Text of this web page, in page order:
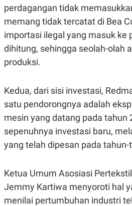
perdagangan tidak
memang tidak tercatat di Bea
importasi ilegal yang masuk ke
dihitung, sehingga seolah-olah
produksi.
Kedua, dari sisi investasi,
satu pendorongnya adalah
mesin yang datang pada tahun
sepenuhnya investasi baru,
yang telah dipesan pada
Ketua Umum Asosiasi
Jemmy Kartiwa menyoroti hal
menilai pertumbuhan industri